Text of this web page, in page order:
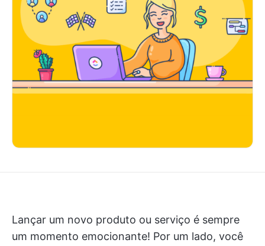
Lançar um novo produto ou serviço é sempre
um momento emocionante! Por um lado, você